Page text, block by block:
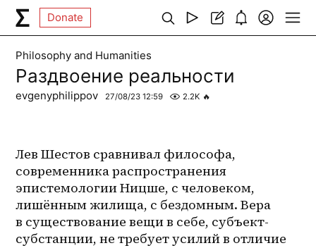
Donate
Philosophy and Humanities
Раздвоение реальности
evgenyphilippov 27/08/23 12:59 2.2K 🔥
Лев Шестов сравнивал философа,
современника распространения
эпистемологии Ницше, с человеком,
лишённым жилища, с бездомным. Вера
в существование вещи в себе, субъект-
субстанции, не требует усилий в отличие